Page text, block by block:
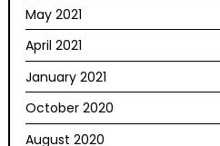
May 2021
April 2021
January 2021
October 2020
August 2020